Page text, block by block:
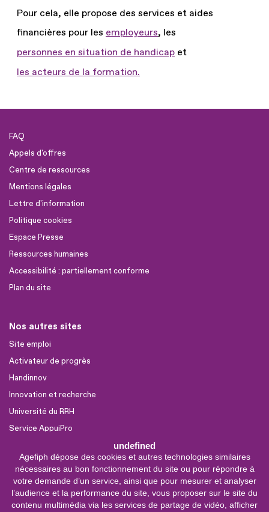
undefined
Agefiph dépose des cookies et autres technologies similaires
nécessaires au bon fonctionnement du site ou pour répondre à
votre demande d’un service, ainsi que pour mesurer et analyser
l’audience et la performance du site, vous proposer sur le site du
contenu multimédia via les services de partage de vidéo, afficher
Pour cela, elle propose des services et aides
financières pour les employeurs, les
personnes en situation de handicap et
les acteurs de la formation.
FAQ
Appels d'offres
Centre de ressources
Mentions légales
Lettre d'information
Politique cookies
Espace Presse
Ressources humaines
Accessibilité : partiellement conforme
Plan du site
Nos autres sites
Site emploi
Activateur de progrès
Handinnov
Innovation et recherche
Université du RRH
Service AppuiPro
Nous suivre
Youtube
Linkedin